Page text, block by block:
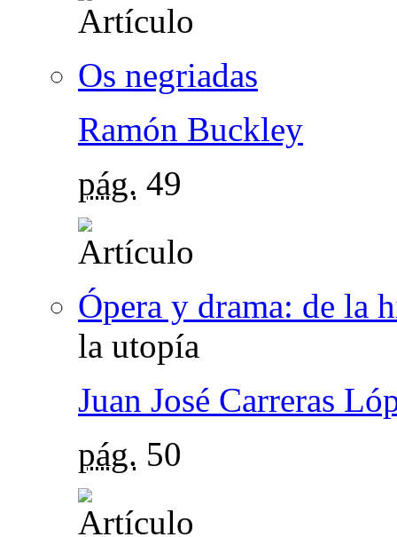
Os negriadas
Ramón Buckley
pág. 49
Ópera y drama: de la
la utopía
Juan José Carreras
pág. 50